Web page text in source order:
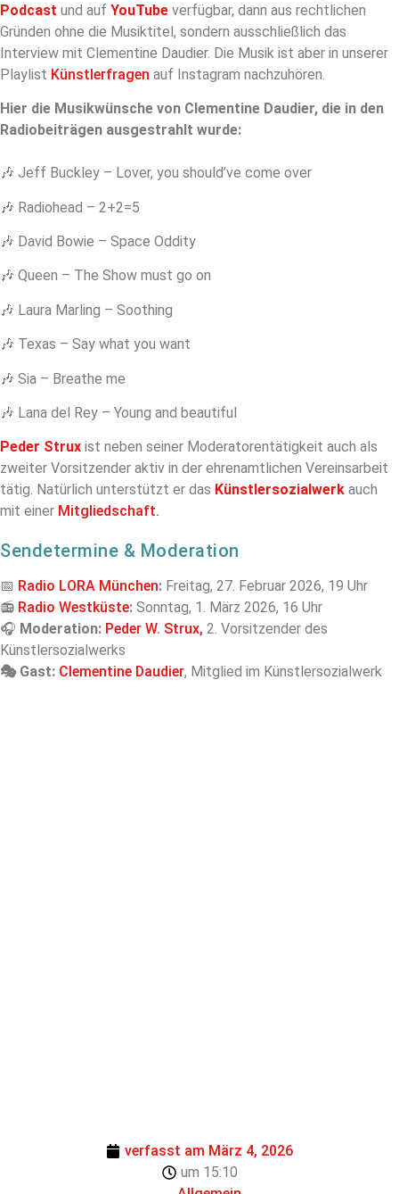
Podcast und auf YouTube verfügbar, dann aus rechtlichen
Gründen ohne die Musiktitel, sondern ausschließlich das
Interview mit Clementine Daudier. Die Musik ist aber in unserer
Playlist Künstlerfragen auf Instagram nachzuhören.
Hier die Musikwünsche von Clementine Daudier, die in den
Radiobeiträgen ausgestrahlt wurde:
🎶 Jeff Buckley – Lover, you should’ve come over
🎶 Radiohead – 2+2=5
🎶 David Bowie – Space Oddity
🎶 Queen – The Show must go on
🎶 Laura Marling – Soothing
🎶 Texas – Say what you want
🎶 Sia – Breathe me
🎶 Lana del Rey – Young and beautiful
Peder Strux ist neben seiner Moderatorentätigkeit auch als
zweiter Vorsitzender aktiv in der ehrenamtlichen Vereinsarbeit
tätig. Natürlich unterstützt er das Künstlersozialwerk auch
mit einer Mitgliedschaft.
Sendetermine & Moderation
📅 Radio LORA München: Freitag, 27. Februar 2026, 19 Uhr
📻 Radio Westküste: Sonntag, 1. März 2026, 16 Uhr
🎧 Moderation: Peder W. Strux, 2. Vorsitzender des
Künstlersozialwerks
🎭 Gast: Clementine Daudier, Mitglied im Künstlersozialwerk
verfasst am März 4, 2026
um 15:10